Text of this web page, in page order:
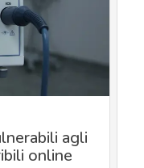
agli
online